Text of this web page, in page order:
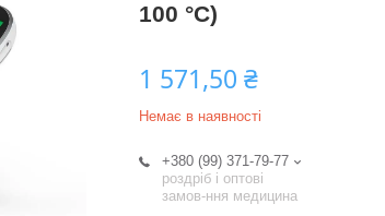
100 °C)
1 571,50 ₴
Немає в наявності
+380 (99) 371-79-77
роздріб і оптові
замов-ння медицина